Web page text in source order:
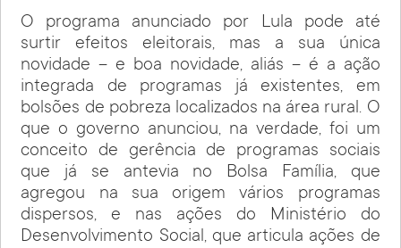
O programa anunciado por Lula pode até
surtir efeitos eleitorais, mas a sua única
novidade – e boa novidade, aliás – é a ação
integrada de programas já existentes, em
bolsões de pobreza localizados na área rural. O
que o governo anunciou, na verdade, foi um
conceito de gerência de programas sociais
que já se antevia no Bolsa Família, que
agregou na sua origem vários programas
dispersos, e nas ações do Ministério do
Desenvolvimento Social, que articula ações de